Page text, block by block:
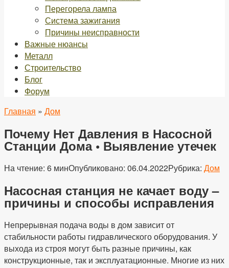
Перегорела лампа
Система зажигания
Причины неисправности
Важные нюансы
Металл
Строительство
Блог
Форум
Главная » Дом
Почему Нет Давления в Насосной
Станции Дома • Выявление утечек
На чтение: 6 минОпубликовано: 06.04.2022Рубрика: Дом
Насосная станция не качает воду –
причины и способы исправления
Непрерывная подача воды в дом зависит от
стабильности работы гидравлического оборудования. У
выхода из строя могут быть разные причины, как
конструкционные, так и эксплуатационные. Многие из них